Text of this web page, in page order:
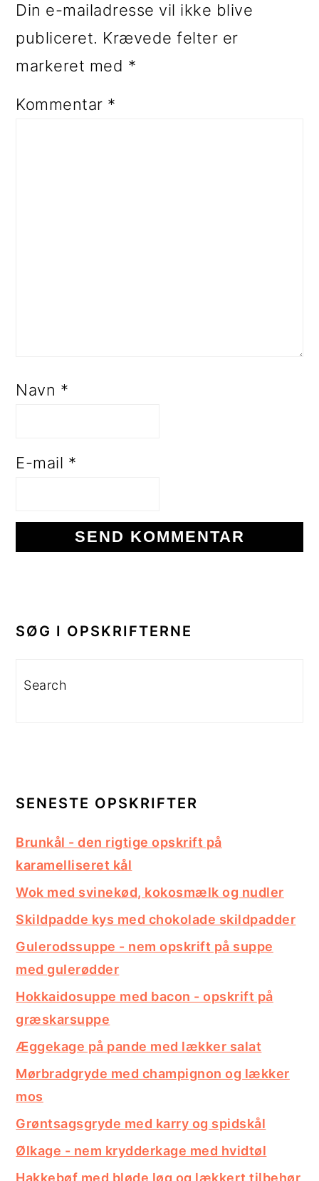
Din e-mailadresse vil ikke blive
publiceret. Krævede felter er
markeret med *
Kommentar *
Navn *
E-mail *
SIDEBAR
SØG I OPSKRIFTERNE
Search
SENESTE OPSKRIFTER
Brunkål - den rigtige opskrift på
karamelliseret kål
Wok med svinekød, kokosmælk og nudler
Skildpadde kys med chokolade skildpadder
Gulerodssuppe - nem opskrift på suppe
med gulerødder
Hokkaidosuppe med bacon - opskrift på
græskarsuppe
Æggekage på pande med lækker salat
Mørbradgryde med champignon og lækker
mos
Grøntsagsgryde med karry og spidskål
Ølkage - nem krydderkage med hvidtøl
Hakkebøf med bløde løg og lækkert tilbehør